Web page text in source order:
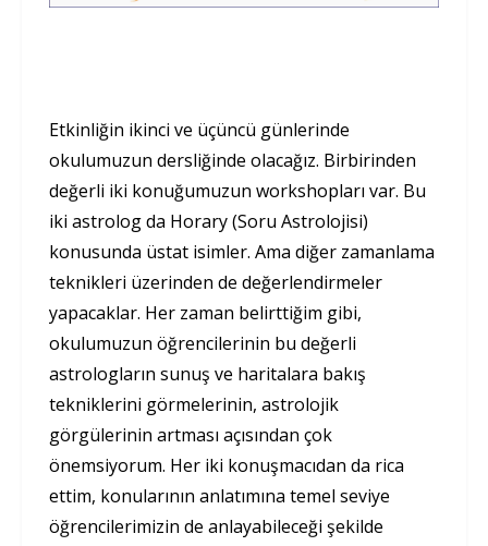
Etkinliğin ikinci ve üçüncü günlerinde
okulumuzun dersliğinde olacağız. Birbirinden
değerli iki konuğumuzun workshopları var. Bu
iki astrolog da Horary (Soru Astrolojisi)
konusunda üstat isimler. Ama diğer zamanlama
teknikleri üzerinden de değerlendirmeler
yapacaklar. Her zaman belirttiğim gibi,
okulumuzun öğrencilerinin bu değerli
astrologların sunuş ve haritalara bakış
tekniklerini görmelerinin, astrolojik
görgülerinin artması açısından çok
önemsiyorum. Her iki konuşmacıdan da rica
ettim, konularının anlatımına temel seviye
öğrencilerimizin de anlayabileceği şekilde